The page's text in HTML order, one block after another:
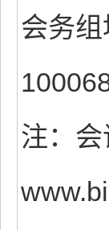
会务
注：